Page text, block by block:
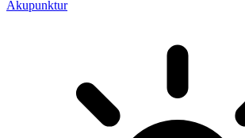
Akupunktur